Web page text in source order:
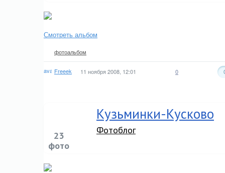
Смотреть альбом
фотоальбом
Freeek 11 ноября 2008, 12:01 0
23
фото
Кузьминки-Кусково
Фотоблог